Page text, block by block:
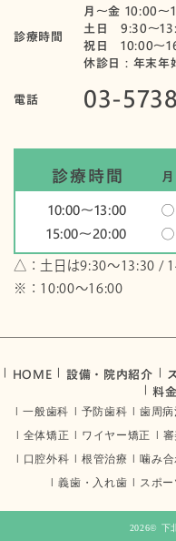
診療時間
月〜金 10:00
土日 9:30～
祝日 10:00〜
休診日：年末年
電話 03-
診療時間 月
10:00〜13:00
◯
15:00〜20:00
◯
△：土日は9:30～13:30 /
※：10:00〜16:00
HOME 設備・院内紹介
料
一般歯科 予防歯科 歯周病
全体矯正
ワイヤー矯正
口腔外科
根管治療 噛み
義歯・入れ歯
スポ
2026©